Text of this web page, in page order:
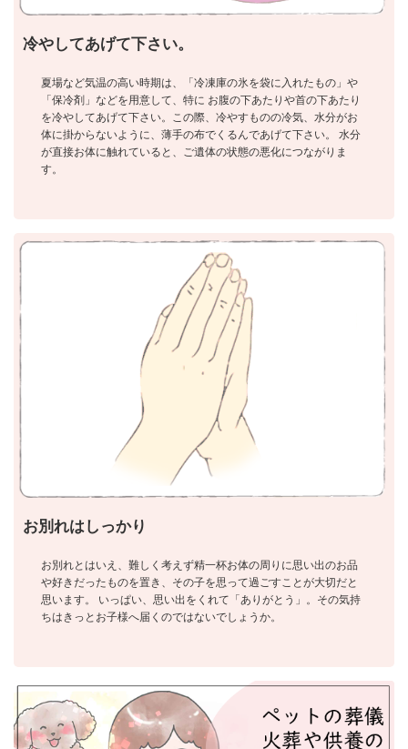
冷やしてあげて下さい。
夏場など気温の高い時期は、「冷凍庫の氷を袋に入れたもの」や
「保冷剤」などを用意して、特に お腹の下あたりや首の下あたり
を冷やしてあげて下さい。この際、冷やすものの冷気、水分がお
体に掛からないように、薄手の布でくるんであげて下さい。 水分
が直接お体に触れていると、ご遺体の状態の悪化につながりま
す。
お別れはしっかり
お別れとはいえ、難しく考えず精一杯お体の周りに思い出のお品
や好きだったものを置き、その子を思って過ごすことが大切だと
思います。 いっぱい、思い出をくれて「ありがとう」。その気持
ちはきっとお子様へ届くのではないでしょうか。